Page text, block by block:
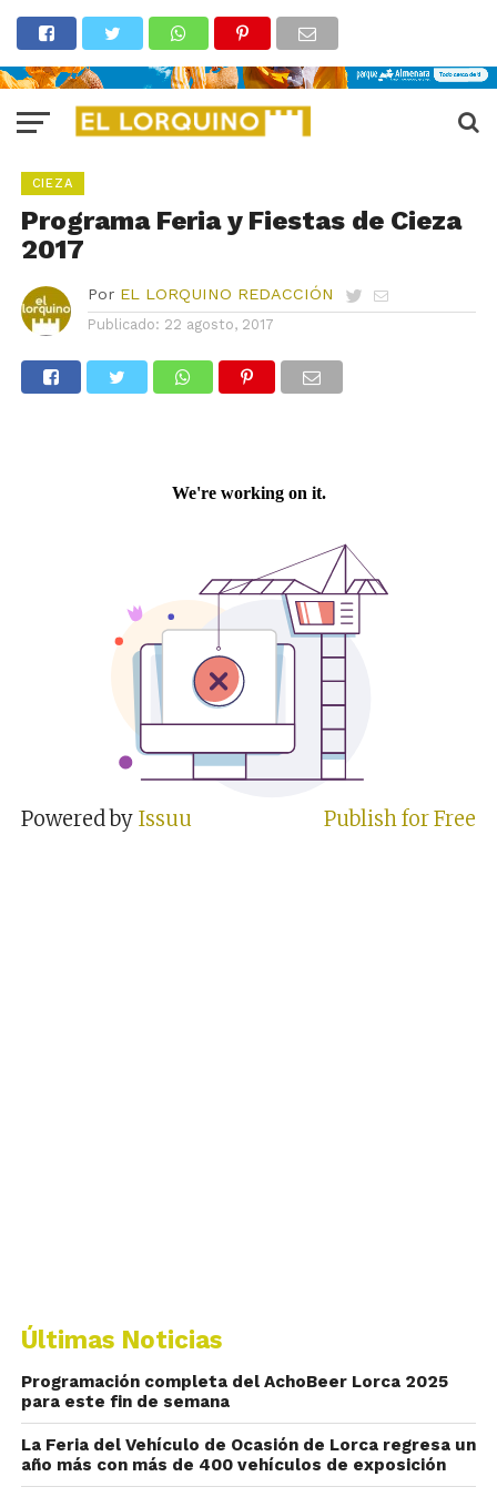
CIEZA
Programa Feria y Fiestas de Cieza
2017
Por EL LORQUINO REDACCIÓN
Publicado: 22 agosto, 2017
Powered by Issuu Publish for Free
Últimas Noticias
Programación completa del AchoBeer Lorca 2025
para este fin de semana
La Feria del Vehículo de Ocasión de Lorca regresa un
año más con más de 400 vehículos de exposición